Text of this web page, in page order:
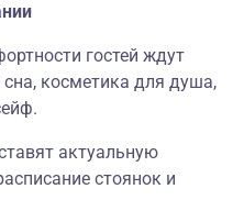
гостей ждут
косметика для душа,
актуальную
стоянок и